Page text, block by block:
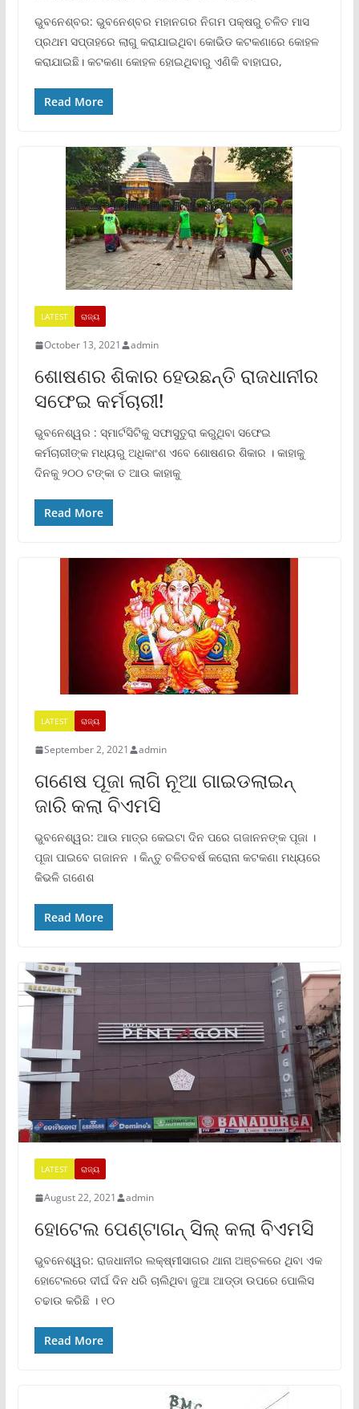
ଭୁବନେଶ୍ବର: ଭୁବନେଶ୍ବର ମହାନଗର ନିଗମ ପକ୍ଷରୁ ଚଳିତ ମାସ
ପ୍ରଥମ ସପ୍ତା‌ହରେ ଲାଗୁ କରାଯାଇଥିବା କୋଭିଡ କଟକଣାରେ କୋହଳ
କରାଯାଇଛି। କଟକଣା କୋହଳ ହୋଇଥିବାରୁ ଏଣିକି ବାହାଘର,
Read More
LATEST ରାଜ୍ୟ
October 13, 2021 admin
ଶୋଷଣର ଶିକାର ହେଉଛନ୍ତି ରାଜଧାନୀର
ସଫେଇ କର୍ମଚାରୀ!
ଭୁବନେଶ୍ୱର : ସ୍ମାର୍ଟସିଟିକୁ ସଫାସୁତୁରା କରୁଥିବା ସଫେଇ
କର୍ମଚାରୀଙ୍କ ମଧ୍ୟରୁ ଅଧିକାଂଶ ଏବେ ଶୋଷଣର ଶିକାର । କାହାକୁ
ଦିନକୁ ୨୦୦ ଟଙ୍କା ତ ଆଉ କାହାକୁ
Read More
LATEST ରାଜ୍ୟ
September 2, 2021 admin
ଗଣେଷ ପୂଜା ଲାଗି ନୂଆ ଗାଇଡଲାଇନ୍
ଜାରି କଲା ବିଏମସି
ଭୁବନେଶ୍ୱର: ଆଉ ମାତ୍ର କେଇଟା ଦିନ ପରେ ଗଜାନନଙ୍କ ପୂଜା ।
ପୂଜା ପାଇବେ ଗଜାନନ । କିନ୍ତୁ ଚଳିତବର୍ଷ କରୋନା କଟକଣା ମଧ୍ୟରେ
କିଭଳି ଗଣେଶ
Read More
LATEST ରାଜ୍ୟ
August 22, 2021 admin
ହୋଟେଲ ପେଣ୍ଟାଗନ୍ ସିଲ୍ କଲା ବିଏମସି
ଭୁବନେଶ୍ୱର: ରାଜଧାନୀର ଲକ୍ଷ୍ମୀସାଗର ଥାନା ଅଞ୍ଚଳରେ ଥିବା ଏକ
ହୋଟେଲରେ ଦୀର୍ଘ ଦିନ ଧରି ଚାଲିଥିବା ଜୁଆ ଆଡ୍ଡା ଉପରେ ପୋଲିସ
ଚଢାଉ କରିଛି । ୧୦
Read More